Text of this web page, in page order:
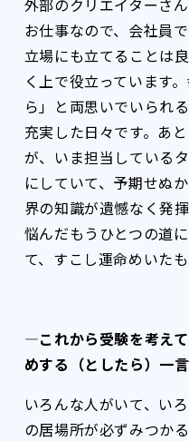
外部のクリエイターさ
お仕事なので、会社員
立場にも立てることは
く上で役立っています
ら」と両思いでいられ
充実した日々です。あ
が、いま担当している
にしていて、予期せぬ
界の知識が遺憾なく発
悩んだもうひとつの道
て、すこし運命めいた
―これから受験を考え
めする（としたら）一
いろんな人がいて、い
の居場所が必ずみつか